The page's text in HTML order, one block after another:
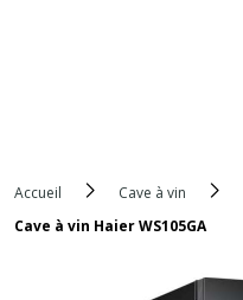
Accueil Cave à vin
Cave à vin Haier WS105GA